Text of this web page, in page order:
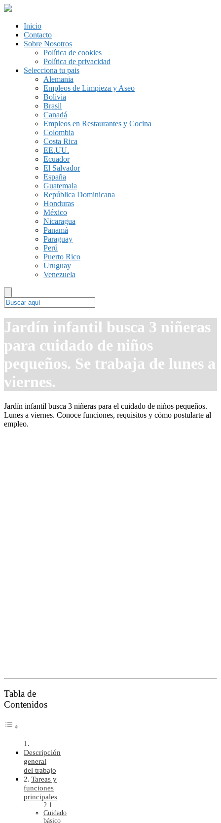
Inicio
Contacto
Sobre Nosotros
Política de cookies
Política de privacidad
Selecciona tu pais
Alemania
Empleos de Limpieza y Aseo
Bolivia
Brasil
Canadá
Empleos en Restaurantes y Cocina
Colombia
Costa Rica
EE.UU.
Ecuador
El Salvador
España
Guatemala
República Dominicana
Honduras
México
Nicaragua
Panamá
Paraguay
Perú
Puerto Rico
Uruguay
Venezuela
Jardín infantil busca 3 niñeras
para cuidado de niños
pequeños. Se trabaja de lunes a
viernes.
Jardín infantil busca 3 niñeras para el cuidado de niños pequeños.
Lunes a viernes. Conoce funciones, requisitos y cómo postularte al
empleo.
Tabla de
Contenidos
Descripción
general
del trabajo
Tareas y
funciones
principales
Cuidado
básico